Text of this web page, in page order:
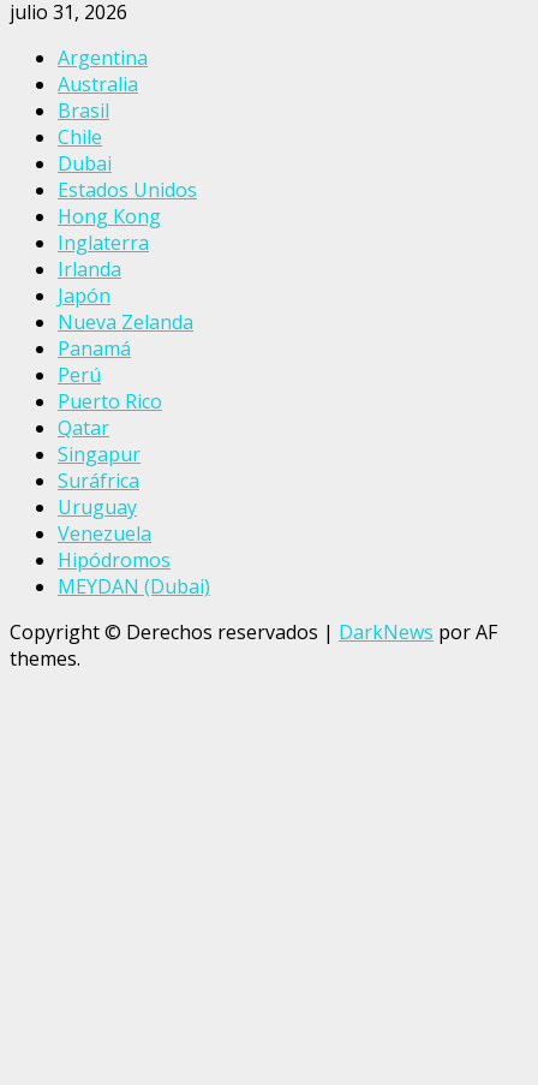
julio 31, 2026
Argentina
Australia
Brasil
Chile
Dubai
Estados Unidos
Hong Kong
Inglaterra
Irlanda
Japón
Nueva Zelanda
Panamá
Perú
Puerto Rico
Qatar
Singapur
Suráfrica
Uruguay
Venezuela
Hipódromos
MEYDAN (Dubai)
Copyright © Derechos reservados | DarkNews por AF
themes.